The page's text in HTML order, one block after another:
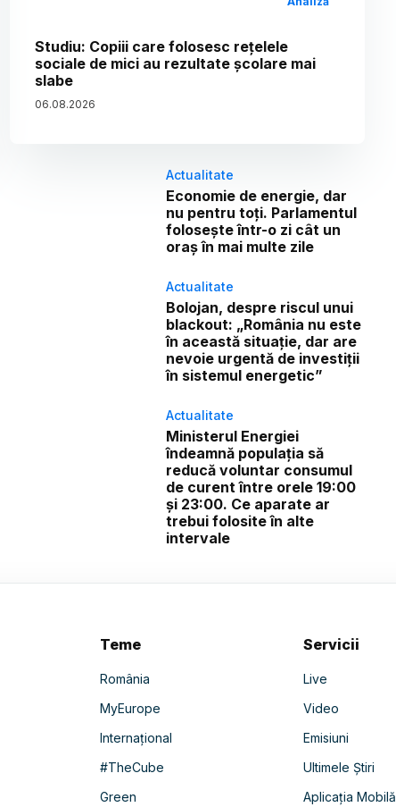
Studiu: Copiii care folosesc rețelele
sociale de mici au rezultate școlare mai
slabe
06.08.2026
Actualitate
Economie de energie, dar
nu pentru toți. Parlamentul
folosește într-o zi cât un
oraș în mai multe zile
Actualitate
Bolojan, despre riscul unui
blackout: „România nu este
în această situație, dar are
nevoie urgentă de investiții
în sistemul energetic”
Actualitate
Ministerul Energiei
îndeamnă populația să
reducă voluntar consumul
de curent între orele 19:00
și 23:00. Ce aparate ar
trebui folosite în alte
intervale
Teme
România
MyEurope
Internațional
#TheCube
Green
Servicii
Live
Video
Emisiuni
Ultimele Știri
Aplicația Mobilă